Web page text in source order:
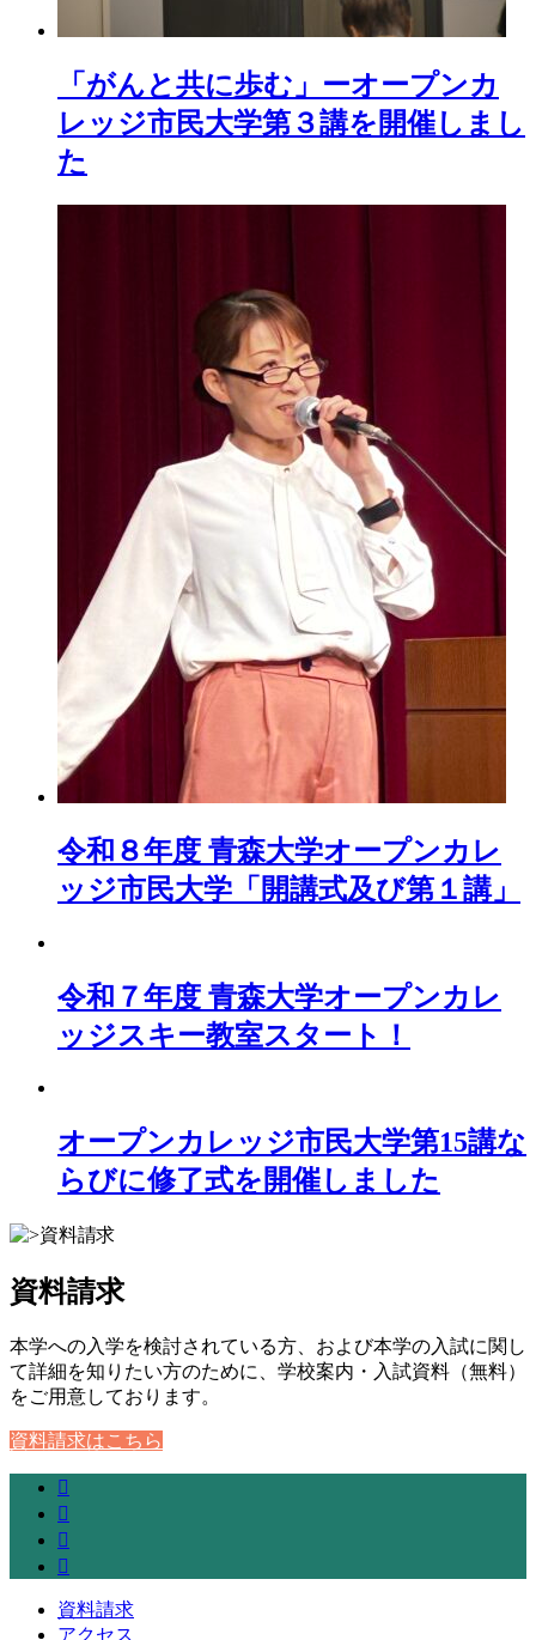
「がんと共に歩む」ーオープンカ
レッジ市民大学第３講を開催しまし
た
令和８年度 青森大学オープンカレ
ッジ市民大学「開講式及び第１講」
令和７年度 青森大学オープンカレ
ッジスキー教室スタート！
オープンカレッジ市民大学第15講な
らびに修了式を開催しました
資料請求
本学への入学を検討されている方、および本学の入試に関し
て詳細を知りたい方のために、学校案内・入試資料（無料）
をご用意しております。
資料請求はこちら
資料請求
アクセス